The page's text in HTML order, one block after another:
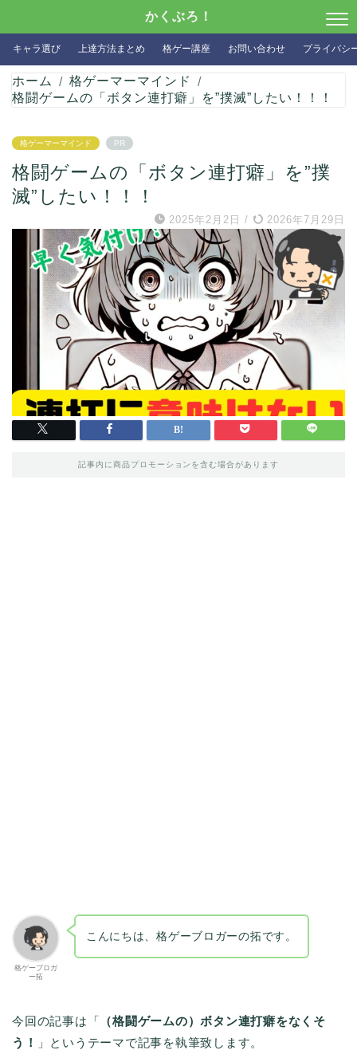
かくぶろ！
キャラ選び 上達方法まとめ 格ゲー講座 お問い合わせ プライバシ
ホーム
格ゲーマーマインド
格闘ゲームの「ボタン連打癖」を”撲滅”したい！！！
格ゲーマーマインド PR
格闘ゲームの「ボタン連打癖」を”撲
滅”したい！！！
2025年2月2日 / 2026年7月29日
記事内に商品プロモーションを含む場合があります
格ゲーブロガ
ー拓
こんにちは、格ゲーブロガーの拓です。
今回の記事は「 （格闘ゲームの）ボタン連打癖をなくそ
う！
」というテーマで記事を執筆致します。